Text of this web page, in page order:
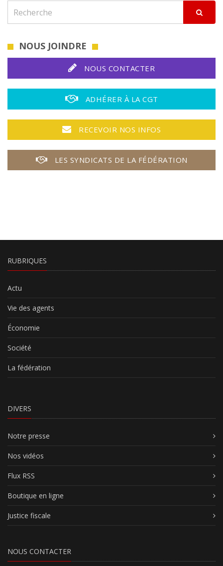
NOUS JOINDRE
NOUS CONTACTER
ADHÉRER À LA CGT
RECEVOIR NOS INFOS
LES SYNDICATS DE LA FÉDÉRATION
RUBRIQUES
Actu
Vie des agents
Économie
Société
La fédération
DIVERS
Notre presse
Nos vidéos
Flux RSS
Boutique en ligne
Justice fiscale
NOUS CONTACTER